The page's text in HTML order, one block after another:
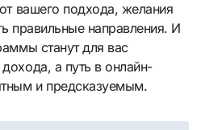
вашего подхода, желания
правильные направления. И
станут для вас
а путь в онлайн-
и предсказуемым.